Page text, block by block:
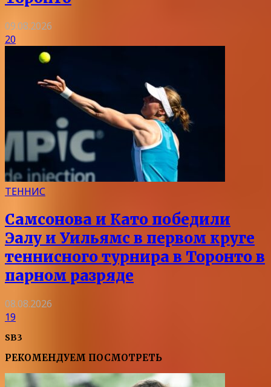
09.08.2026
20
ТЕННИС
Самсонова и Като победили
Эалу и Уильямс в первом круге
теннисного турнира в Торонто в
парном разряде
08.08.2026
19
SB3
РЕКОМЕНДУЕМ ПОСМОТРЕТЬ